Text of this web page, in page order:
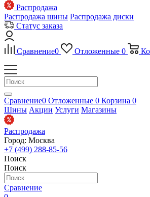
Распродажа
Распродажа шины Распродажа диски
Статус заказа
Сравнение0 Отложенные 0
Сравнение0 Отложенные 0 Корзина 0
Шины Акции Услуги Магазины
Распродажа
Город: Москва
+7 (499) 288-85-56
Поиск
Поиск
Сравнение